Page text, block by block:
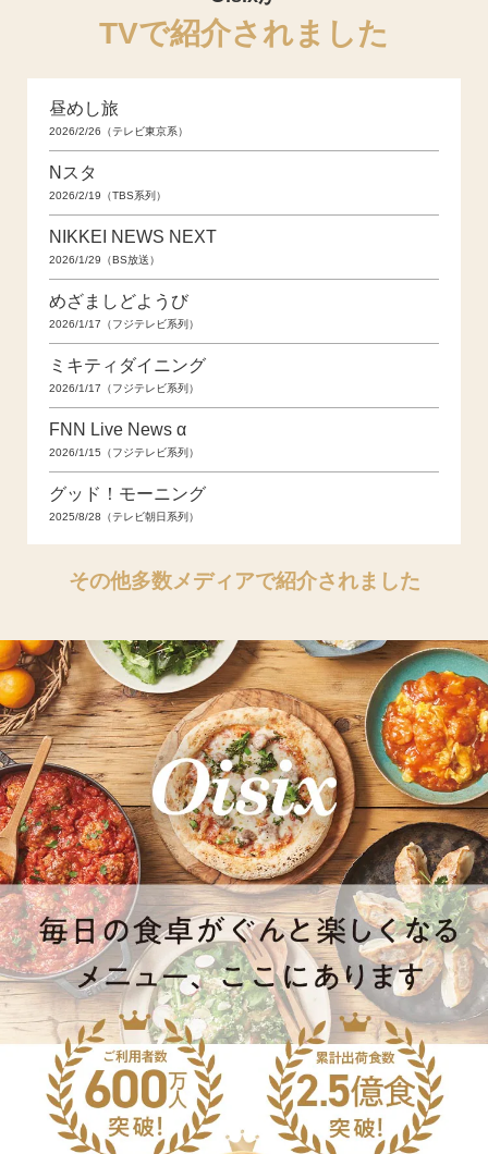
TVで紹介されました
昼めし旅
2026/2/26（テレビ東京系）
Nスタ
2026/2/19（TBS系列）
NIKKEI NEWS NEXT
2026/1/29（BS放送）
めざましどようび
2026/1/17（フジテレビ系列）
ミキティダイニング
2026/1/17（フジテレビ系列）
FNN Live News α
2026/1/15（フジテレビ系列）
グッド！モーニング
2025/8/28（テレビ朝日系列）
その他多数メディアで紹介されました